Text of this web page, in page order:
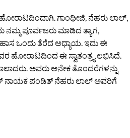
ಹೋರಾಟದಿಂದಾಗಿ. ಗಾಂಧೀಜಿ, ನೆಹರು ಲಾಲ್,
ನಮ್ಮ ಪೂರ್ವಜರು ಮಾಡಿದ ತ್ಯಾಗ,
ಒಂದು ತೆರೆದ ಅಧ್ಯಾಯ. ಇದು ಈ
ಹೋರಾಟದಿಂದ ಈ ಸ್ವಾತಂತ್ರ್ಯ ಲಭಿಸಿದೆ.
ಅವರು ಅನೇಕ ತೊಂದರೆಗಳನ್ನು
ನಾಯಕ ಪಂಡಿತ್ ನೆಹರು ಲಾಲ್ ಅವರಿಗೆ